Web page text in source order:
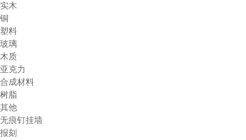
实木
铜
塑料
玻璃
木质
亚克力
合成材料
树脂
其他
无痕钉挂墙
报刻